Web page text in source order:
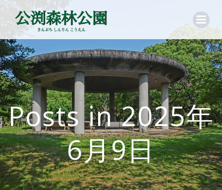
ン
ツ
へ
ス
ッ
プ
Posts in 2025年
6月9日